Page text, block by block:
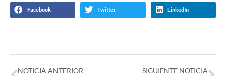
Facebook Twitter LinkedIn
NOTICIA ANTERIOR SIGUIENTE NOTICIA